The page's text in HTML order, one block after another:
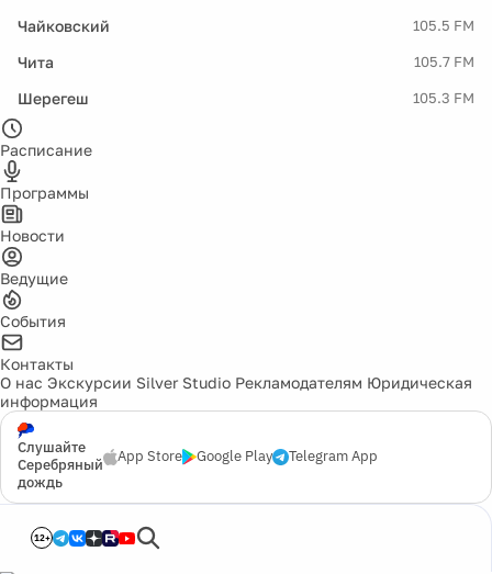
Чайковский 105.5 FM
Чита 105.7 FM
Шерегеш 105.3 FM
Расписание
Программы
Новости
Ведущие
События
Контакты
О нас Экскурсии Silver Studio Рекламодателям Юридическая
информация
Слушайте
Серебряный
дождь
App Store Google Play Telegram App
12+